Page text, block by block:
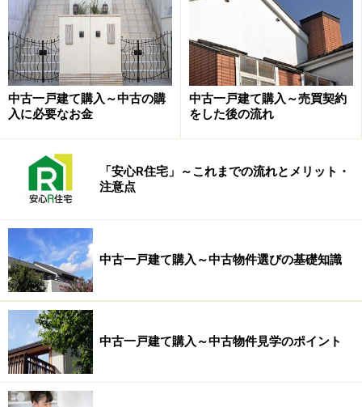
このとき、売買契約書に記載された条項の文面の違いに
より、融資の否認によって自動的に解除される場合と、
買主から解除を申し出ることが必要な場合があります。
いずれの場合でも
ですが、自分の思い込みだけで勝手に判断することがな
いようにしなければなりません。
また、初めに申し込んだ金融機関で住宅ローンの承認が
得られなかったとき、媒介業者によっては何とか契約を
続行させようとして別の金融機関を紹介し、新たな申し
込みを促されることがあるでしょう。
それが十分に納得のできる内容であれば構いませんが、
たいていは徐々に借り入れ条件が悪くなり、同じことを
繰り返せば当初の予定とかけ離れた内容にもなりかねま
中古一戸建て購入～中古の購
入に必要なお金
中古一戸建て購入～売買契約
をした後の流れ
「安心R住宅」～これまでの流れとメリット・
注意点
中古一戸建て購入～中古物件選びの基礎知識
中古一戸建て購入～中古物件見学のポイント